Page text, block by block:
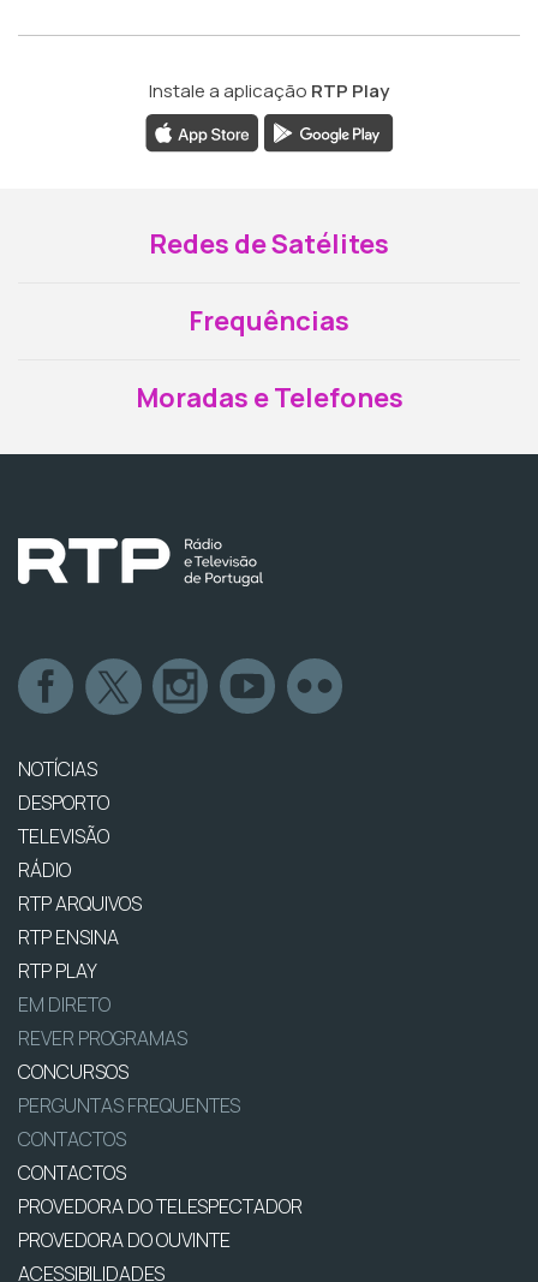
Instale a aplicação RTP Play
Redes de Satélites
Frequências
Moradas e Telefones
NOTÍCIAS
DESPORTO
TELEVISÃO
RÁDIO
RTP ARQUIVOS
RTP ENSINA
RTP PLAY
EM DIRETO
REVER PROGRAMAS
CONCURSOS
PERGUNTAS FREQUENTES
CONTACTOS
CONTACTOS
PROVEDORA DO TELESPECTADOR
PROVEDORA DO OUVINTE
ACESSIBILIDADES